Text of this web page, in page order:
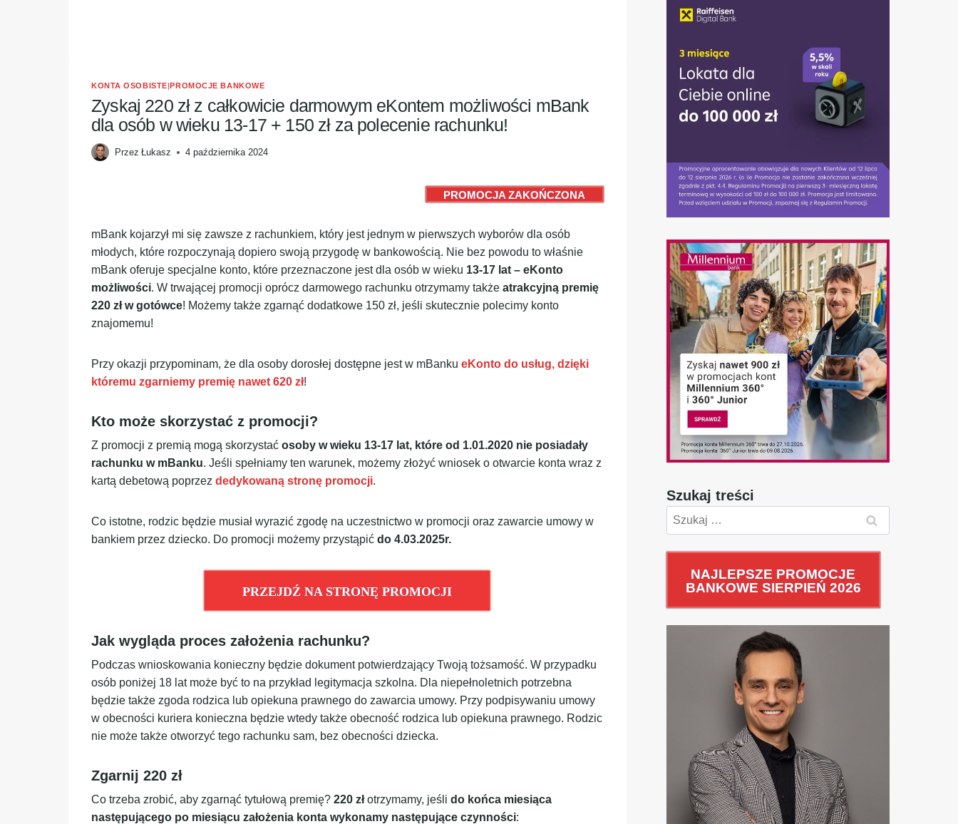
KONTA OSOBISTE|PROMOCJE BANKOWE
Zyskaj 220 zł z całkowicie darmowym eKontem możliwości mBank
dla osób w wieku 13-17 + 150 zł za polecenie rachunku!
Przez Łukasz 4 października 2024
PROMOCJA ZAKOŃCZONA
mBank kojarzył mi się zawsze z rachunkiem, który jest jednym w pierwszych wyborów dla osób
młodych, które rozpoczynają dopiero swoją przygodę w bankowością. Nie bez powodu to właśnie
mBank oferuje specjalne konto, które przeznaczone jest dla osób w wieku 13-17 lat – eKonto
możliwości. W trwającej promocji oprócz darmowego rachunku otrzymamy także atrakcyjną premię
220 zł w gotówce! Możemy także zgarnąć dodatkowe 150 zł, jeśli skutecznie polecimy konto
znajomemu!
Przy okazji przypominam, że dla osoby dorosłej dostępne jest w mBanku eKonto do usług, dzięki
któremu zgarniemy premię nawet 620 zł!
Kto może skorzystać z promocji?
Z promocji z premią mogą skorzystać osoby w wieku 13-17 lat, które od 1.01.2020 nie posiadały
rachunku w mBanku. Jeśli spełniamy ten warunek, możemy złożyć wniosek o otwarcie konta wraz z
kartą debetową poprzez dedykowaną stronę promocji.
Co istotne, rodzic będzie musiał wyrazić zgodę na uczestnictwo w promocji oraz zawarcie umowy w
bankiem przez dziecko. Do promocji możemy przystąpić do 4.03.2025r.
PRZEJDŹ NA STRONĘ PROMOCJI
Jak wygląda proces założenia rachunku?
Podczas wnioskowania konieczny będzie dokument potwierdzający Twoją tożsamość. W przypadku
osób poniżej 18 lat może być to na przykład legitymacja szkolna. Dla niepełnoletnich potrzebna
będzie także zgoda rodzica lub opiekuna prawnego do zawarcia umowy. Przy podpisywaniu umowy
w obecności kuriera konieczna będzie wtedy także obecność rodzica lub opiekuna prawnego. Rodzic
nie może także otworzyć tego rachunku sam, bez obecności dziecka.
Zgarnij 220 zł
Co trzeba zrobić, aby zgarnąć tytułową premię? 220 złotrzymamy, jeśli do końca miesiąca
następującego po miesiącu założenia konta wykonamy następujące czynności:
Szukaj treści
Szukaj:
NAJLEPSZE PROMOCJE
BANKOWE SIERPIEŃ 2026